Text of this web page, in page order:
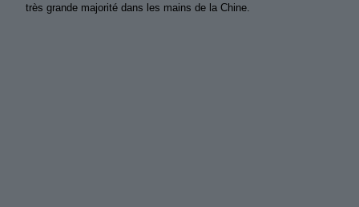
très grande majorité dans les mains de la Chine.